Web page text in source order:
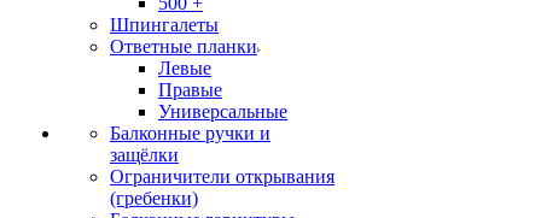
Шпингалеты
Ответные планки
Левые
Правые
Универсальные
Балконные ручки и
защёлки
Ограничители открывания
(гребенки)